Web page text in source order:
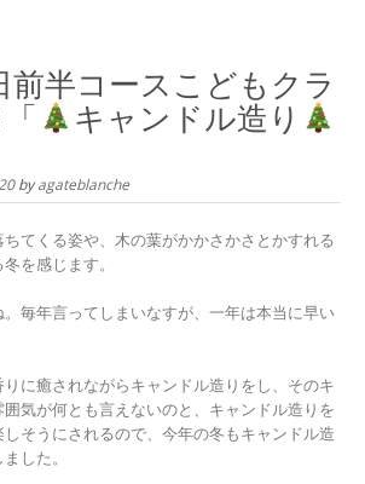
前半コースこどもクラ
キャンドル造り
byagateblanche
てくる姿や、木の葉がかかさかさとかすれる
を感じます。
毎年言ってしまいなすが、一年は本当に早い
に癒されながらキャンドル造りをし、そのキ
気が何とも言えないのと、キャンドル造りを
そうにされるので、今年の冬もキャンドル造
した。